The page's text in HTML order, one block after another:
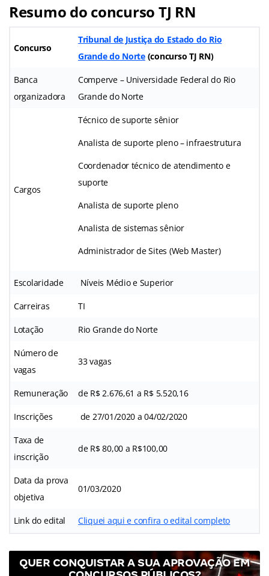
Resumo do concurso TJ RN
Concurso
Tribunal de Justiça do Estado do Rio
Grande do Norte (concurso TJ RN)
Banca
organizadora
Comperve – Universidade Federal do Rio
Grande do Norte
Cargos
Técnico de suporte sênior
Analista de suporte pleno – infraestrutura
Coordenador técnico de atendimento e
suporte
Analista de suporte pleno
Analista de sistemas sênior
Administrador de Sites (Web Master)
Escolaridade Níveis Médio e Superior
Carreiras TI
Lotação Rio Grande do Norte
Número de
vagas
33 vagas
Remuneração de R$ 2.676,61 a R$ 5.520,16
Inscrições de 27/01/2020 a 04/02/2020
Taxa de
inscrição
de R$ 80,00 a R$100,00
Data da prova
objetiva
01/03/2020
Link do edital Cliquei aqui e confira o edital completo
QUER CONQUISTAR A SUA APROVAÇÃO EM